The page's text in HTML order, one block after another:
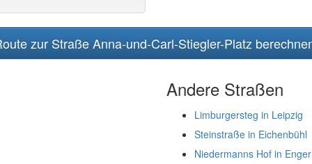
zur Straße Anna-und-Carl-Stiegler-Platz
Andere Straßen
Limburgersteg in Leipzig
Steinstraße in Eichenbühl
Niedermanns Hof in Enger